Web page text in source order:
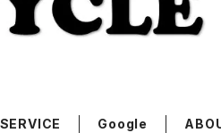
SERVICE Google